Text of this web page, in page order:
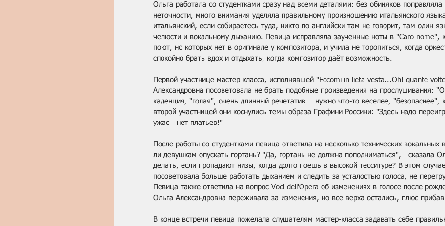
Ольга работала со студентками сразу над всеми деталями: без обиняков поправляла
неточности, много внимания уделяла правильному произношению итальянского
итальянский, если собираетесь туда, никто по-английски там не говорит, там один
челюсти и вокальному дыханию. Певица исправляла заученные ноты в "Caro nome",
поют, но которых нет в оригинале у композитора, и учила не торопиться, когда
спокойно брать вдох и отдыхать, когда композитор даёт возможность.
Первой участнице мастер-класса, исполнявшей "Eccomi in lieta vesta...Oh! quante
Александровна посоветовала не брать подобные произведения на прослушивания:
каденция, "голая", очень длинный речетатив... нужно что-то веселее, "безопаснее",
второй участницей они коснулись темы образа Графини Россини: "Здесь надо
ужас - нет платьев!"
После работы со студентками певица ответила на несколько технических вокальных
ли девушкам опускать гортань? "Да, гортань не должна поподниматься", - сказала
делать, если пропадают низы, когда долго поешь в высокой тесситуре? В этом
посоветовала больше работать дыханием и следить за усталостью голоса, не
Певица также ответила на вопрос Voci dell'Opera об изменениях в голосе после
Ольга Александровна переживала за изменения, но все верха остались, плюс
В конце встречи певица пожелала слушателям мастер-класса задавать себе